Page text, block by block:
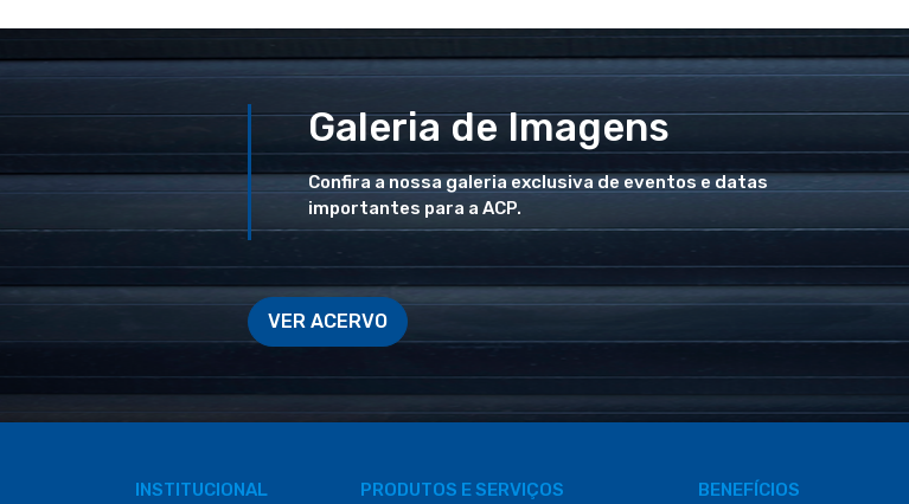
Galeria de Imagens
Confira a nossa galeria exclusiva de eventos e datas
importantes para a ACP.
VER ACERVO
INSTITUCIONAL PRODUTOS E SERVIÇOS BENEFÍCIOS